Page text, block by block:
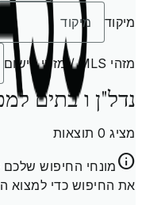
מיקוד
מזהי MLS / מזהי רישום
נדל"ן ו בתים
מציג 0 תוצאות
מונחי החיפוש
את החיפוש כדי למצוא